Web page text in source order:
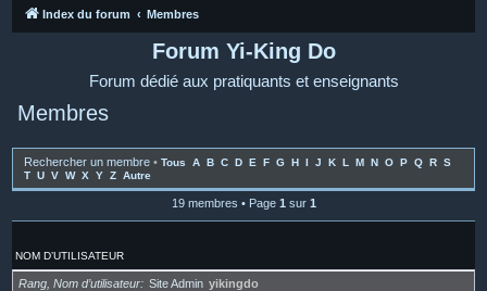
Index du forum Membres
Forum Yi-King Do
Forum dédié aux pratiquants et enseignants
Membres
Rechercher un membre • Tous A B C D E F G H I J K L M N O P Q R S
T U V W X Y Z Autre
19 membres • Page 1 sur 1
NOM D’UTILISATEUR
Rang, Nom d’utilisateur Site Admin yikingdo